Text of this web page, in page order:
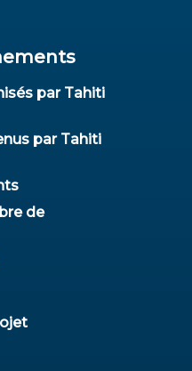
par Tahiti
par Tahiti
de